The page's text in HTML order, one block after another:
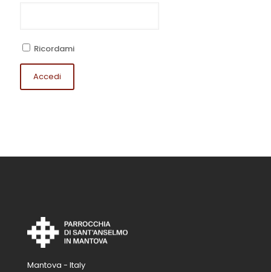
Ricordami
Mantova - Italy